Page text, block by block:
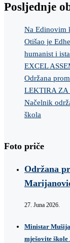
Posljednje
Na Edinovim
Otišao je
humanist i
EXCEL
Održana
LEKTIRA ZA
Načelnik
škola
Foto priče
Održana
27. Juna 2026.
Ministar
mješovite škole